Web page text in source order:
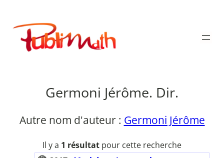
contenu
Publimath
Germoni Jérôme. Dir.
Autre nom d'auteur : Germoni Jérôme
Il y a 1 résultat pour cette recherche